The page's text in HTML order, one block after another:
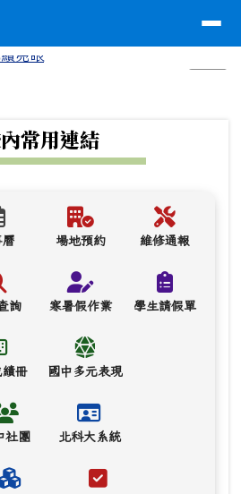
常用連結
曆 場地預約 維修通報
詢 寒暑假作業 學生請假單
績冊 國中多元表現
社團 北科大系統